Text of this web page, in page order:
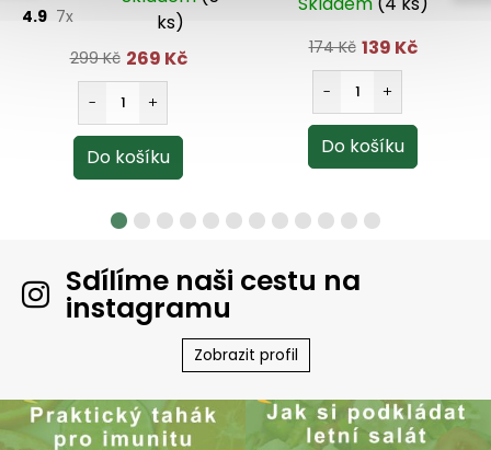
250 ml
4.9 7x
ks)
299 Kč 269 Kč 174 Kč 139 Kč
Sdílíme naši cestu na
instagramu
Zobrazit profil